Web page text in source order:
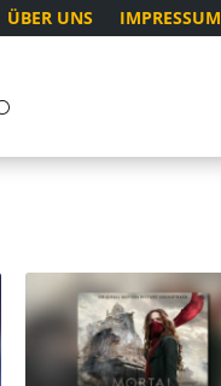
ÜBER UNS IMPRESSUM